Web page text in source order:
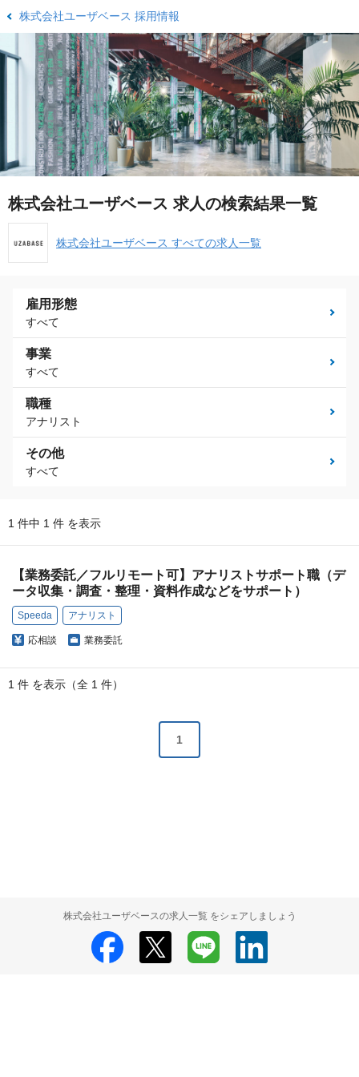
株式会社ユーザベース 採用情報
株式会社ユーザベース 求人の検索結果一覧
株式会社ユーザベース すべての求人一覧
雇用形態
すべて
事業
すべて
職種
アナリスト
その他
すべて
1 件中 1 件 を表示
【業務委託／フルリモート可】アナリストサポート職（デ
ータ収集・調査・整理・資料作成などをサポート）
Speeda アナリスト
応相談 業務委託
1 件 を表示（全 1 件）
1
株式会社ユーザベースの求人一覧 をシェアしましょう